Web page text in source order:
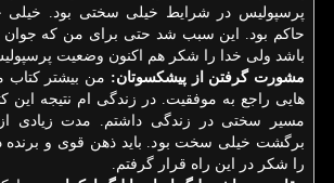
پرسپولیس در شرایط خیلی سختی بود. خیلی
حاکم بود. این سبب شد حتی برای من که
باشد ولی خدا را شکر هم اکنون وضعیت
مشورت گرفتن از پیشکسوتان: من بیشتر کتاب
هایی راجع به موفقیت. در زندگی ام نتیجه این
مسیر سختی در زندگی داشتم. مدت زیادی
برگشت خیلی سخت بود. باید ذهن قوی و برنده
را شکر در این راه قرار گرفتم.